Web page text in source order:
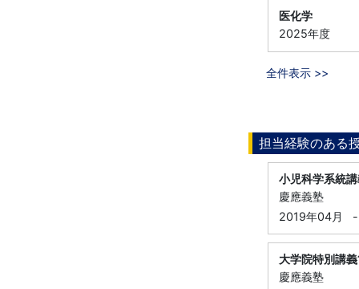
医化学
2025年度
全件表示 >>
担当経験のある
小児科学系統
慶應義塾
2019年04月
-
大学院特別講
慶應義塾